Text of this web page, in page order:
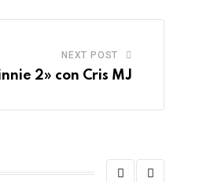
NEXT POST
2» con Cris MJ